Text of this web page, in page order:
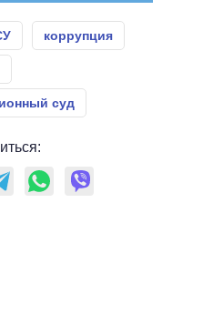
коррупция
суд